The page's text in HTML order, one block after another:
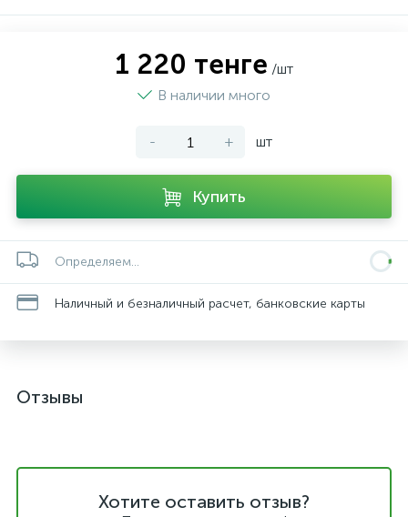
1 220 тенге /шт
В наличии много
- + шт
Купить
Определяем...
Наличный и безналичный расчет, банковские карты
Отзывы
Хотите оставить отзыв?